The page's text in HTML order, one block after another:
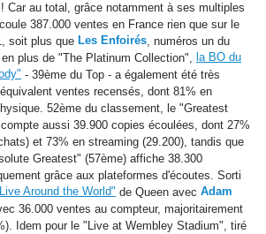
Car au total, grâce notamment à ses multiples
387.000 ventes en France rien que sur le
soit plus que Les Enfoirés, numéros un du
plus de "The Platinum Collection", la BO du
- 39ème du Top - a également été très
ventes recensés, dont 81% en
52ème du classement, le "Greatest
aussi 39.900 copies écoulées, dont 27%
et 73% en streaming (29.200), tandis que
Greatest" (57ème) affiche 38.300
grâce aux plateformes d'écoutes. Sorti
Around the World" de Queen avec Adam
36.000 ventes au compteur, majoritairement
Idem pour le "Live at Wembley Stadium", tiré